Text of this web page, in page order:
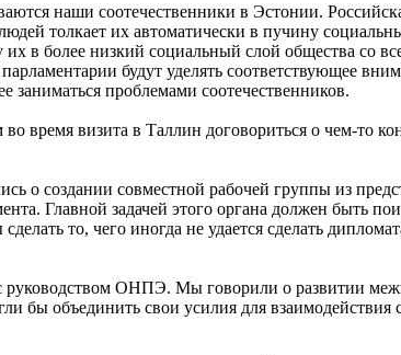
наши соотечественники в Эстонии.
толкает их автоматически в пучину
их в более низкий социальный слой общества
будут уделять соответствующее
заниматься проблемами соотечественников.
время визита в Таллин договориться о чем-то
о создании совместной рабочей группы из
Главной задачей этого органа должен
то, чего иногда не удается сделать
руководством ОНПЭ. Мы говорили о развитии
бы объединить свои усилия для